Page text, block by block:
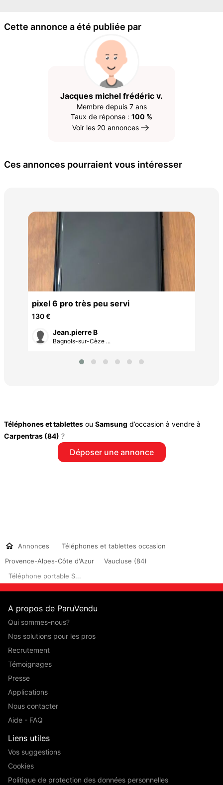
Cette annonce a été publiée par
Jacques michel frédéric v.
Membre depuis 7 ans
Taux de réponse : 100 %
Voir les 20 annonces
Ces annonces pourraient vous intéresser
pixel 6 pro très peu servi
130 €
Jean.pierre B
Bagnols-sur-Cèze ...
Téléphones et tablettes ou Samsung d’occasion à vendre à
Carpentras (84) ?
Déposer une annonce
Annonces
Téléphones et tablettes occasion
Provence-Alpes-Côte d'Azur
Vaucluse (84)
Téléphone portable S...
A propos de ParuVendu
Qui sommes-nous?
Nos solutions pour les pros
Recrutement
Témoignages
Presse
Applications
Nous contacter
Aide - FAQ
Liens utiles
Vos suggestions
Cookies
Politique de protection des données personnelles